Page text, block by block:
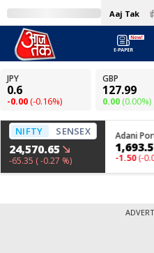
Aaj Tak